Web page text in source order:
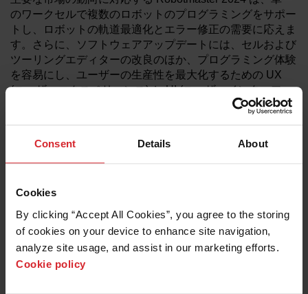
Consent Details About
Cookies
By clicking “Accept All Cookies”, you agree to the storing
of cookies on your device to enhance site navigation,
analyze site usage, and assist in our marketing efforts.
Cookie policy
のワークセルで複数のロボットのプログラミングをサポー
トし、ロボットの軌道最適化とエラー修正の需要に応えま
す。さらに、ソフトウェアアップデートには、セルおよび
ツーリングエディターの改良のほか、プログラミング体験
を容易にし、ユーザーの生産性を最大化するための UX
(ユーザーエクスペリエンス) と UI (ユーザーインターフェ
Hypertherm AssociatesのRobotmasterロボティクスソフト
ウェアの製品マーケティング マネージャー、Natalie
のロボットプログラミング ソフトウェアの最新バージョ
ットプログラマーが遭遇するプログラミングの煩わしさの
多くを取り除く新しい機能が含まれています」。
Robotmaster 2024は、同じセル環境内でさまざまなプロ
セスを実行するために複数のロボットをプログラムする必